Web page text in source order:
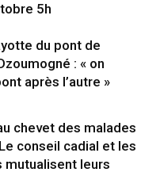
5h
du pont de
: « on
après l’autre »
chevet des malades
conseil cadial et les
mutualisent leurs